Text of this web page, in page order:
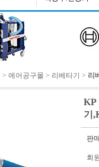
> 에어공구몰 > 리베타기 > 리
KP
기
판
회